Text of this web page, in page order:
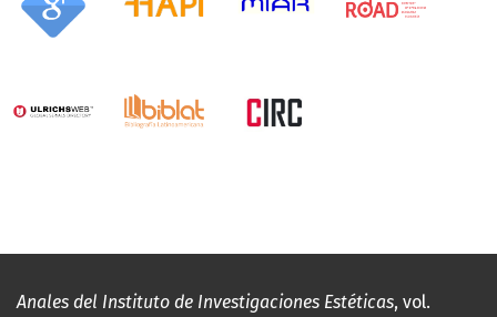
Anales del Instituto de Investigaciones Estéticas, vol.